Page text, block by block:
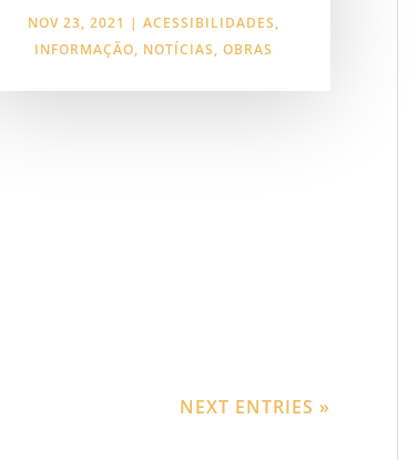
NOV 23, 2021 |ACESSIBILIDADES,
INFORMAÇÃO, NOTÍCIAS,OBRAS
NEXT ENTRIES »